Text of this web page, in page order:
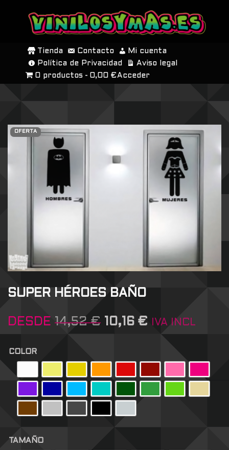
SALTAR
CONTENIDO
Tienda Contacto
Mi cuenta
Política de Privacidad
Aviso legal
0 productos
0,00 € Acceder
OFERTA
SUPER HÉROES BAÑO
DESDE 14,52€ 10,16 € IVA INCL
COLOR
TAMAÑO